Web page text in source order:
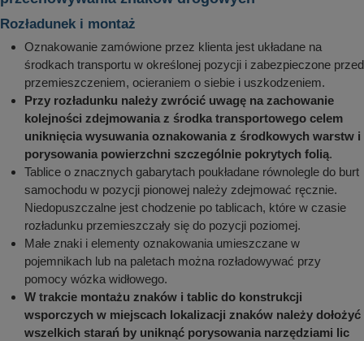
Rozładunek i montaż
Oznakowanie zamówione przez klienta jest układane na
środkach transportu w określonej pozycji i zabezpieczone przed
przemieszczeniem, ocieraniem o siebie i uszkodzeniem.
Przy rozładunku należy zwrócić uwagę na zachowanie
kolejności zdejmowania z środka transportowego celem
uniknięcia wysuwania oznakowania z środkowych warstw i
porysowania powierzchni szczególnie pokrytych folią.
Tablice o znacznych gabarytach poukładane równolegle do burt
samochodu w pozycji pionowej należy zdejmować ręcznie.
Niedopuszczalne jest chodzenie po tablicach, które w czasie
rozładunku przemieszczały się do pozycji poziomej.
Małe znaki i elementy oznakowania umieszczane w
pojemnikach lub na paletach można rozładowywać przy
pomocy wózka widłowego.
W trakcie montażu znaków i tablic do konstrukcji
wsporczych w miejscach lokalizacji znaków należy dołożyć
wszelkich starań by uniknąć porysowania narzędziami lic